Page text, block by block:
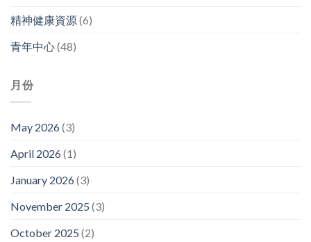
精神健康資源(6)
青年中心(48)
月份
May 2026(3)
April 2026(1)
January 2026(3)
November 2025 (3)
October 2025 (2)